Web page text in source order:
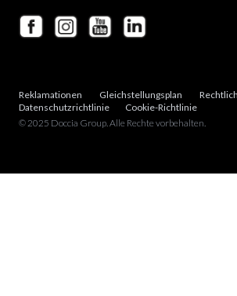
Reklamationen Gleichstellungsplan
Datenschutzrichtlinie
Cookie-Richtlinie
© 2025 Doccia Group. Alle Rechte vorbehalten.